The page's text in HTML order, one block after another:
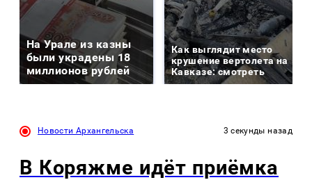
На Урале из казны
были украдены 18
миллионов рублей
Как выглядит место
крушение вертолета на
Кавказе: смотреть
Новости Архангельска 3 секунды назад
В Коряжме идёт приёмка